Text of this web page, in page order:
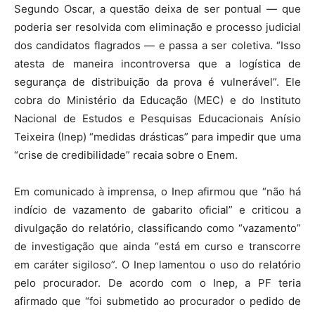
Segundo Oscar, a questão deixa de ser pontual — que
poderia ser resolvida com eliminação e processo judicial
dos candidatos flagrados — e passa a ser coletiva. “Isso
atesta de maneira incontroversa que a logística de
segurança de distribuição da prova é vulnerável”. Ele
cobra do Ministério da Educação (MEC) e do Instituto
Nacional de Estudos e Pesquisas Educacionais Anísio
Teixeira (Inep) “medidas drásticas” para impedir que uma
“crise de credibilidade” recaia sobre o Enem.
Em comunicado à imprensa, o Inep afirmou que “não há
indício de vazamento de gabarito oficial” e criticou a
divulgação do relatório, classificando como “vazamento”
de investigação que ainda “está em curso e transcorre
em caráter sigiloso”. O Inep lamentou o uso do relatório
pelo procurador. De acordo com o Inep, a PF teria
afirmado que “foi submetido ao procurador o pedido de